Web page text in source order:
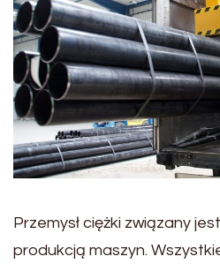
Przemysł ciężki związany
produkcją maszyn.